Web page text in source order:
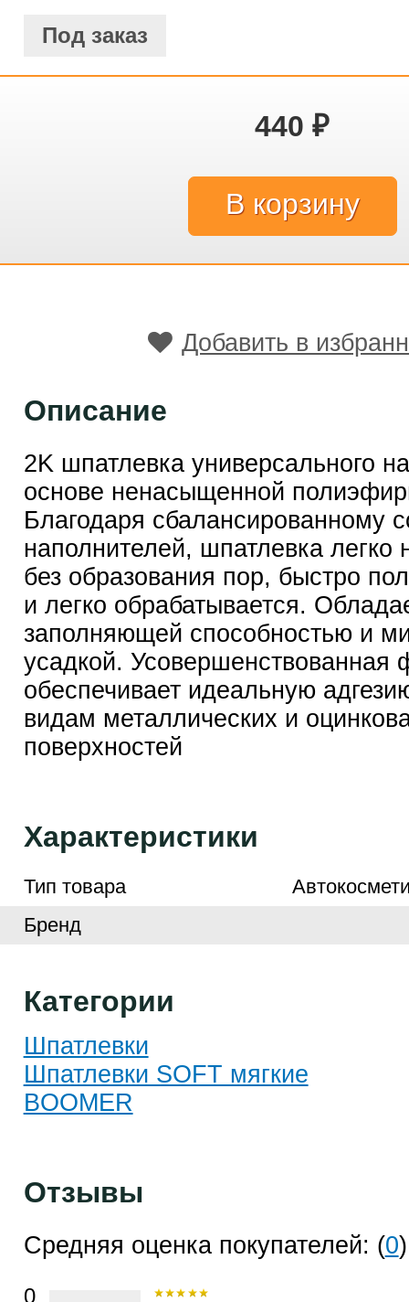
Под заказ
440 ₽
Добавить в
Описание
2K шпатлевка универсального
основе ненасыщенной
Благодаря сбалансированному
наполнителей, шпатлевка легко
без образования пор, быстро
и легко обрабатывается.
заполняющей способностью и
усадкой. Усовершенствованная
обеспечивает идеальную
видам металлических и
поверхностей
Характеристики
Тип товара
Бренд
Категории
Шпатлевки
Шпатлевки SOFT мягкие
BOOMER
Отзывы
Средняя оценка покупателей: (0)
0